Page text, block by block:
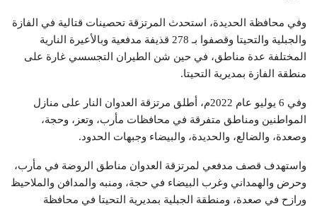
وفي محافظة الحديدة، استحدث المرتزقة تحصينات قتالية في الفازة
والجبلية والتحيتا وقصفوا بـ 278 قذيفة مدفعية وبالأعيرة النارية
المختلفة عدة مناطق، في حين شن الطيران التجسسي غارة على
منطقة الفازة بمديرية التحيتا.
وفي 6 يوليو عام 2022م، أطلق مرتزقة العدوان النار على منازل
المواطنين ومناطق متفرقة في محافظات مأرب، وتعز، وحجة،
وصعدة، والضالع، والحديدة، والبيضاء وجبهات الحدود.
واستهدف قصف مدفعي لمرتزقة العدوان مناطق الروضة في مأرب،
وحرض والهمداني وغرب البيضاء في حجة، ومنبه والمدافن والملاحيظ
ورازح في صعدة، ومنطقة الجبلية بمديرية التحيتا في محافظة